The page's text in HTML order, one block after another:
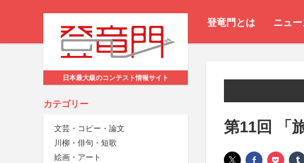
登竜門とは ニュー
日本最大級のコンテスト情報サイト
カテゴリー
文芸・コピー・論文
川柳・俳句・短歌
絵画・アート
第11回 「